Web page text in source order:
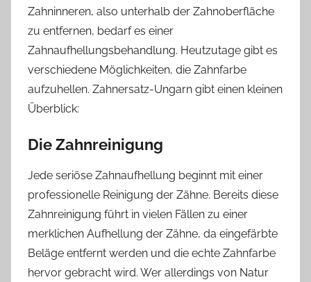
Zahninneren, also unterhalb der Zahnoberfläche
zu entfernen, bedarf es einer
Zahnaufhellungsbehandlung. Heutzutage gibt es
verschiedene Möglichkeiten, die Zahnfarbe
aufzuhellen. Zahnersatz-Ungarn gibt einen kleinen
Überblick:
Die Zahnreinigung
Jede seriöse Zahnaufhellung beginnt mit einer
professionelle Reinigung der Zähne. Bereits diese
Zahnreinigung führt in vielen Fällen zu einer
merklichen Aufhellung der Zähne, da eingefärbte
Beläge entfernt werden und die echte Zahnfarbe
hervor gebracht wird. Wer allerdings von Natur